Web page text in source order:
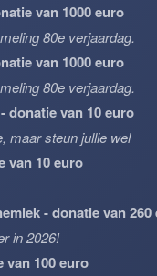
van 1000 euro
80e verjaardag.
van 1000 euro
80e verjaardag.
donatie van 10 euro
maar steun jullie wel
van 10 euro
- donatie van 260
in 2026!
van 100 euro